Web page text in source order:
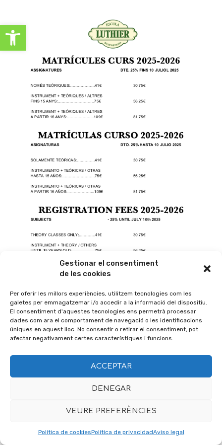
Obre la barra d'eines
Gestionar el consentiment
de les cookies
Per oferir les millors experiències, utilitzem tecnologies com les
galetes per emmagatzemar i/o accedir a la informació del dispositiu.
El consentiment d'aquestes tecnologies ens permetrà processar
dades com ara el comportament de navegació o les identificacions
úniques en aquest lloc. No consentir o retirar el consentiment, pot
afectar negativament certes característiques i funcions.
ACCEPTAR
DENEGAR
VEURE PREFERÈNCIES
Política de cookiesPolítica de privacidadAviso legal